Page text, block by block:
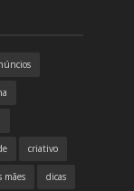
criativo
mães dicas